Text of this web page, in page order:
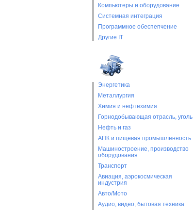
Компьютеры и оборудование
Системная интеграция
Программное обеспепчение
Другие IT
Энергетика
Металлургия
Химия и нефтехимия
Горнодобывающая отрасль, уголь
Нефть и газ
АПК и пищевая промышленность
Машиностроение, производство
оборудования
Транспорт
Авиация, аэрокосмическая
индустрия
Авто/Мото
Аудио, видео, бытовая техника